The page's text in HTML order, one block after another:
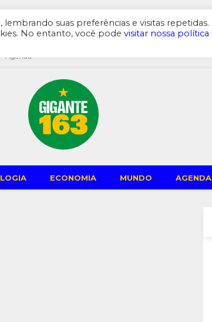
Agenda
ECONOMIA MUNDO AGENDA
suas preferências e visitas repetidas.
No entanto, você pode visitar nossa política